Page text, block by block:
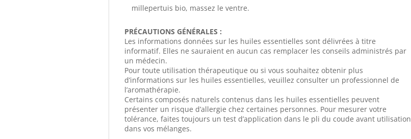
millepertuis bio, massez le ventre.
PRÉCAUTIONS GÉNÉRALES :
Les informations données sur les huiles essentielles sont délivrées à titre
informatif. Elles ne sauraient en aucun cas remplacer les conseils administrés par
un médecin.
Pour toute utilisation thérapeutique ou si vous souhaitez obtenir plus
d’informations sur les huiles essentielles, veuillez consulter un professionnel de
l’aromathérapie.
Certains composés naturels contenus dans les huiles essentielles peuvent
présenter un risque d’allergie chez certaines personnes. Pour mesurer votre
tolérance, faites toujours un test d’application dans le pli du coude avant utilisation
dans vos mélanges.